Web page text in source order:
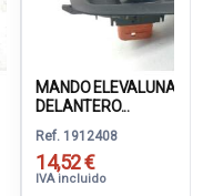
MANDO ELEVALUNAS
DELANTERO...
Ref. 1912408
14,52 €
IVA incluido